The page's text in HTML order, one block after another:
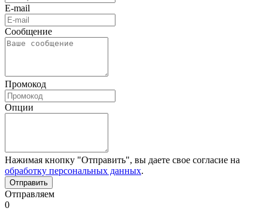
E-mail
Сообщение
Промокод
Опции
Нажимая кнопку "Отправить", вы даете свое согласие на
обработку персональных данных.
Отправляем
0